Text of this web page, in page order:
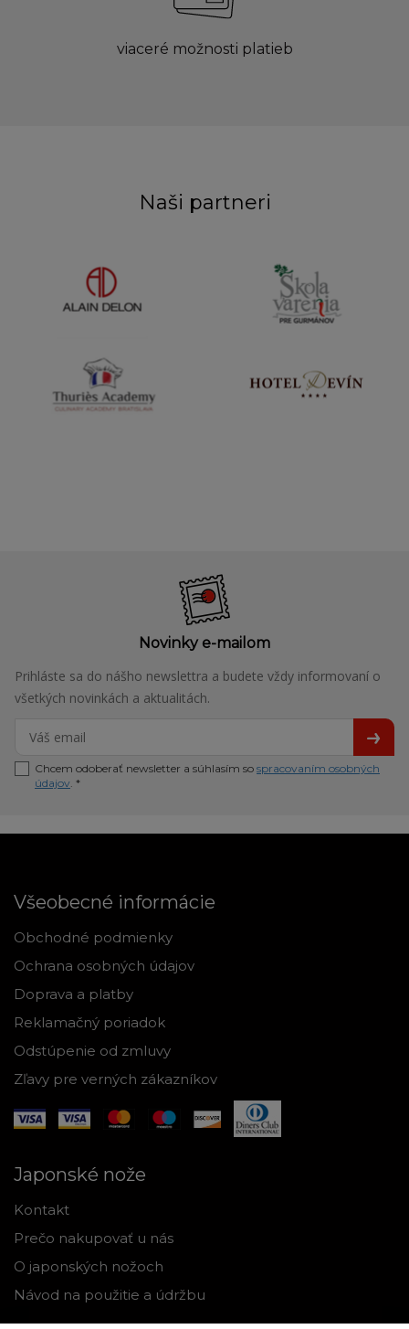
viaceré možnosti platieb
Naši partneri
Novinky e-mailom
Prihláste sa do nášho newslettra a budete vždy informovaní o
všetkých novinkách a aktualitách.
Chcem odoberať newsletter a súhlasím so spracovaním osobných
údajov. *
Všeobecné informácie
Obchodné podmienky
Ochrana osobných údajov
Doprava a platby
Reklamačný poriadok
Odstúpenie od zmluvy
Zľavy pre verných zákazníkov
Japonské nože
Kontakt
Prečo nakupovať u nás
O japonských nožoch
Návod na použitie a údržbu